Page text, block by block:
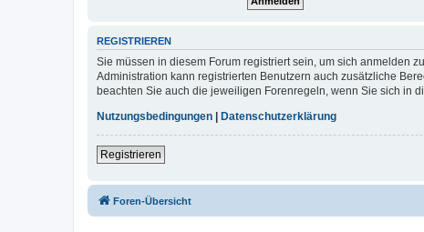
REGISTRIEREN
Sie müssen in diesem Forum registriert sein, um sich anmelden
Administration kann registrierten Benutzern auch zusätzliche
beachten Sie auch die jeweiligen Forenregeln, wenn Sie sich in
Nutzungsbedingungen
Datenschutzerklärung
Registrieren
Foren-Übersicht